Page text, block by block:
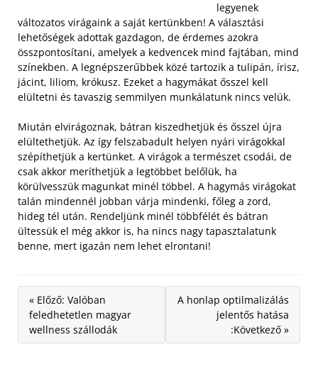
legyenek
változatos virágaink a saját kertünkben! A választási
lehetőségek adottak gazdagon, de érdemes azokra
összpontosítani, amelyek a kedvencek mind fajtában, mind
színekben. A legnépszerűbbek közé tartozik a tulipán, írisz,
jácint, liliom, krókusz. Ezeket a hagymákat ősszel kell
elültetni és tavaszig semmilyen munkálatunk nincs velük.
Miután elvirágoznak, bátran kiszedhetjük és ősszel újra
elültethetjük. Az így felszabadult helyen nyári virágokkal
szépíthetjük a kertünket. A virágok a természet csodái, de
csak akkor meríthetjük a legtöbbet belőlük, ha
körülvesszük magunkat minél többel. A hagymás virágokat
talán mindennél jobban várja mindenki, főleg a zord,
hideg tél után. Rendeljünk minél többfélét és bátran
ültessük el még akkor is, ha nincs nagy tapasztalatunk
benne, mert igazán nem lehet elrontani!
« Előző: Valóban
feledhetetlen magyar
wellness szállodák
A honlap optilmalizálás
jelentős hatása
:Következő »